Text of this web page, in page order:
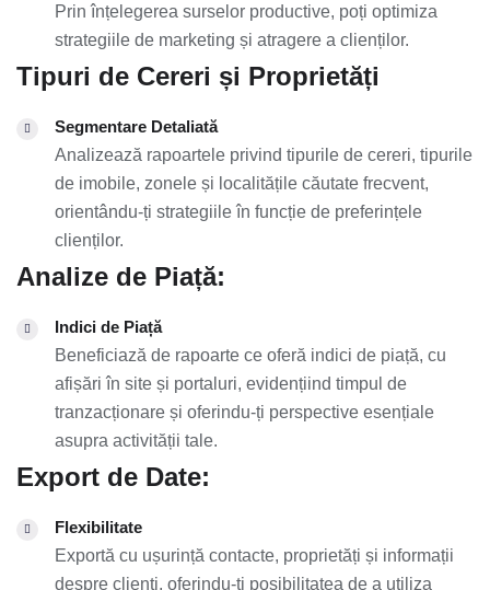
Prin înțelegerea surselor productive, poți optimiza
strategiile de marketing și atragere a clienților.
Tipuri de Cereri și Proprietăți
Segmentare Detaliată
Analizează rapoartele privind tipurile de cereri, tipurile
de imobile, zonele și localitățile căutate frecvent,
orientându-ți strategiile în funcție de preferințele
clienților.
Analize de Piață:
Indici de Piață
Beneficiază de rapoarte ce oferă indici de piață, cu
afișări în site și portaluri, evidențiind timpul de
tranzacționare și oferindu-ți perspective esențiale
asupra activității tale.
Export de Date:
Flexibilitate
Exportă cu ușurință contacte, proprietăți și informații
despre clienți, oferindu-ți posibilitatea de a utiliza